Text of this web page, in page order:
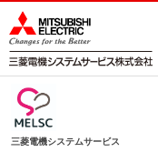
三菱電機システムサービス